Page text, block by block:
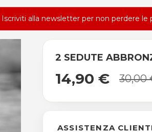
Iscriviti alla newsletter per non perdere le
2 SEDUTE
14,90 € 30,00
ASSISTENZA